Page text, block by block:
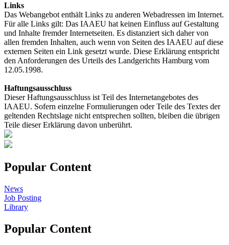
Links
Das Webangebot enthält Links zu anderen Webadressen im Internet.
Für alle Links gilt: Das IAAEU hat keinen Einfluss auf Gestaltung
und Inhalte fremder Internetseiten. Es distanziert sich daher von
allen fremden Inhalten, auch wenn von Seiten des IAAEU auf diese
externen Seiten ein Link gesetzt wurde. Diese Erklärung entspricht
den Anforderungen des Urteils des Landgerichts Hamburg vom
12.05.1998.
Haftungsausschluss
Dieser Haftungsausschluss ist Teil des Internetangebotes des
IAAEU. Sofern einzelne Formulierungen oder Teile des Textes der
geltenden Rechtslage nicht entsprechen sollten, bleiben die übrigen
Teile dieser Erklärung davon unberührt.
Popular Content
News
Job Posting
Library
Popular Content